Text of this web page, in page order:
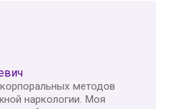
методов
наркологии. Моя